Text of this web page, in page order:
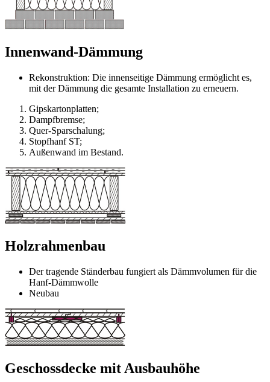
Innenwand-Dämmung
Rekonstruktion: Die innenseitige Dämmung ermöglicht es,
mit der Dämmung die gesamte Installation zu erneuern.
Gipskartonplatten;
Dampfbremse;
Quer-Sparschalung;
Stopfhanf ST;
Außenwand im Bestand.
Holzrahmenbau
Der tragende Ständerbau fungiert als Dämmvolumen für die
Hanf-Dämmwolle
Neubau
Geschossdecke mit Ausbauhöhe